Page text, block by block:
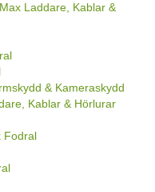
Laddare, Kablar &
& Kameraskydd
Kablar & Hörlurar
Fodral